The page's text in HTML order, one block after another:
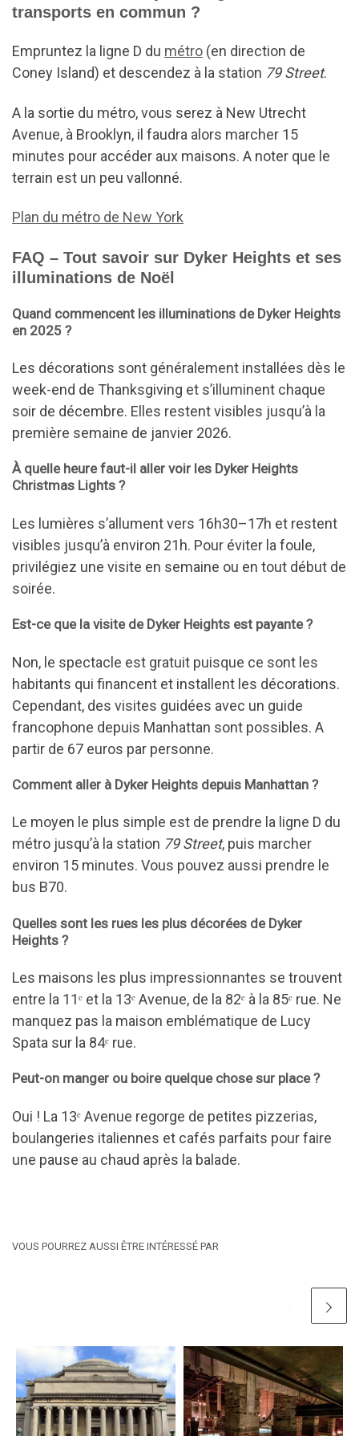
transports en commun ?
Empruntez la ligne D du métro (en direction de
Coney Island) et descendez à la station 79 Street.
A la sortie du métro, vous serez à New Utrecht
Avenue, à Brooklyn, il faudra alors marcher 15
minutes pour accéder aux maisons. A noter que le
terrain est un peu vallonné.
Plan du métro de New York
FAQ – Tout savoir sur Dyker Heights et ses
illuminations de Noël
Quand commencent les illuminations de Dyker Heights
en 2025 ?
Les décorations sont généralement installées dès le
week-end de Thanksgiving et s’illuminent chaque
soir de décembre. Elles restent visibles jusqu’à la
première semaine de janvier 2026.
À quelle heure faut-il aller voir les Dyker Heights
Christmas Lights ?
Les lumières s’allument vers 16h30–17h et restent
visibles jusqu’à environ 21h. Pour éviter la foule,
privilégiez une visite en semaine ou en tout début de
soirée.
Est-ce que la visite de Dyker Heights est payante ?
Non, le spectacle est gratuit puisque ce sont les
habitants qui financent et installent les décorations.
Cependant, des visites guidées avec un guide
francophone depuis Manhattan sont possibles. A
partir de 67 euros par personne.
Comment aller à Dyker Heights depuis Manhattan ?
Le moyen le plus simple est de prendre la ligne D du
métro jusqu’à la station 79 Street, puis marcher
environ 15 minutes. Vous pouvez aussi prendre le
bus B70.
Quelles sont les rues les plus décorées de Dyker
Heights ?
Les maisons les plus impressionnantes se trouvent
entre la 11ᵉ et la 13ᵉ Avenue, de la 82ᵉ à la 85ᵉ rue. Ne
manquez pas la maison emblématique de Lucy
Spata sur la 84ᵉ rue.
Peut-on manger ou boire quelque chose sur place ?
Oui ! La 13ᵉ Avenue regorge de petites pizzerias,
boulangeries italiennes et cafés parfaits pour faire
une pause au chaud après la balade.
VOUS POURREZ AUSSI ÊTRE INTÉRESSÉ PAR